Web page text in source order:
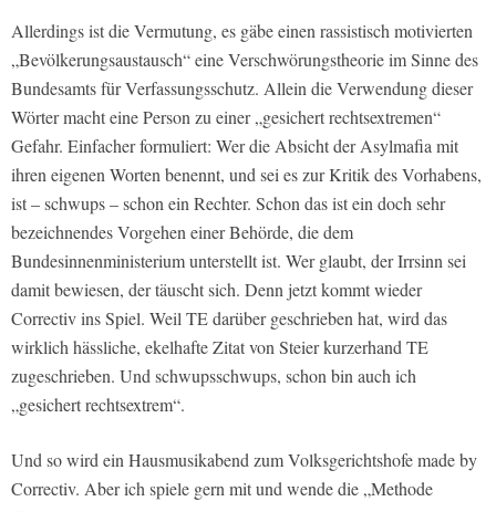
Allerdings ist die Vermutung, es gäbe einen rassistisch motivierten
„Bevölkerungsaustausch“ eine Verschwörungstheorie im Sinne des
Bundesamts für Verfassungsschutz. Allein die Verwendung dieser
Wörter macht eine Person zu einer „gesichert rechtsextremen“
Gefahr. Einfacher formuliert: Wer die Absicht der Asylmafia mit
ihren eigenen Worten benennt, und sei es zur Kritik des Vorhabens,
ist – schwups – schon ein Rechter. Schon das ist ein doch sehr
bezeichnendes Vorgehen einer Behörde, die dem
Bundesinnenministerium unterstellt ist. Wer glaubt, der Irrsinn sei
damit bewiesen, der täuscht sich. Denn jetzt kommt wieder
Correctiv ins Spiel. Weil TE darüber geschrieben hat, wird das
wirklich hässliche, ekelhafte Zitat von Steier kurzerhand TE
zugeschrieben. Und schwupsschwups, schon bin auch ich
„gesichert rechtsextrem“.
Und so wird ein Hausmusikabend zum Volksgerichtshofe made by
Correctiv. Aber ich spiele gern mit und wende die „Methode